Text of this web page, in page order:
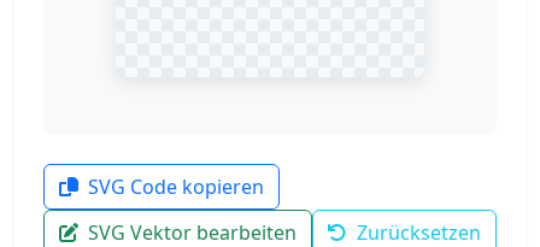
SVG Code kopieren
SVG Vektor bearbeiten
Zurücksetzen